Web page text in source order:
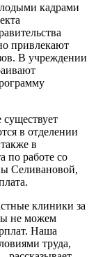
кадрами
привлекают
В учреждении
в отделении
в
по работе со
Селивановой,
клиники за
не можем
Наша
труда,